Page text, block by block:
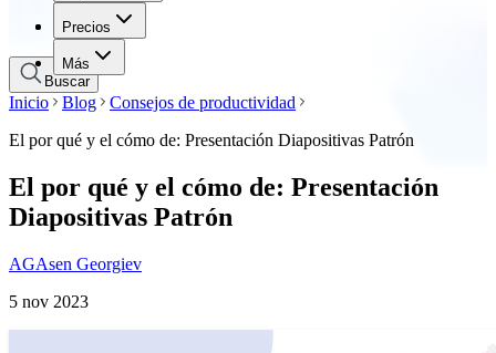
Precios
Más
Precios
Buscar
Inicio Blog
Consejos de productividad
El por qué y el cómo de: Presentación Diapositivas Patrón
El por qué y el cómo de: Presentación
Diapositivas Patrón
AGAsen Georgiev
5 nov 2023